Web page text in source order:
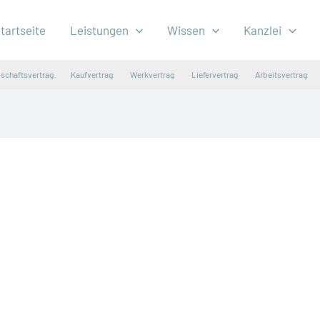
Leistungen Wissen Kanzlei
Kaufvertrag Werkvertrag Liefervertrag Arbeitsvertrag